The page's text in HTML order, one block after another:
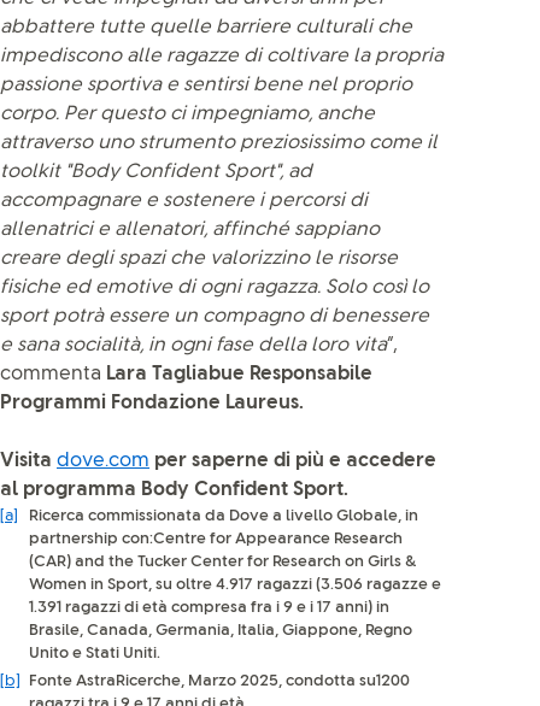
abbattere tutte quelle barriere culturali che
impediscono alle ragazze di coltivare la propria
passione sportiva e sentirsi bene nel proprio
corpo. Per questo ci impegniamo, anche
attraverso uno strumento preziosissimo come il
toolkit "Body Confident Sport", ad
accompagnare e sostenere i percorsi di
allenatrici e allenatori, affinché sappiano
creare degli spazi che valorizzino le risorse
fisiche ed emotive di ogni ragazza. Solo così lo
sport potrà essere un compagno di benessere
e sana socialità, in ogni fase della loro vita”,
commenta Lara Tagliabue Responsabile
Programmi Fondazione Laureus.
Visita dove.com per saperne di più e accedere
al programma Body Confident Sport.
[a]
Ricerca commissionata da Dove a livello Globale, in
partnership con:Centre for Appearance Research
(CAR) and the Tucker Center for Research on Girls &
Women in Sport, su oltre 4.917 ragazzi (3.506 ragazze e
1.391 ragazzi di età compresa fra i 9 e i 17 anni) in
Brasile, Canada, Germania, Italia, Giappone, Regno
Unito e Stati Uniti.
[b]
Fonte AstraRicerche, Marzo 2025, condotta su1200